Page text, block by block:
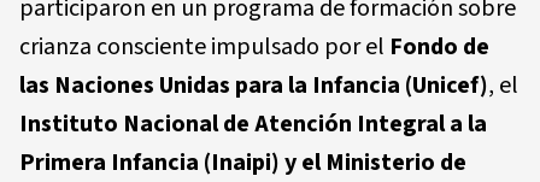
participaron en un programa de formación sobre
crianza consciente impulsado por el Fondo de
las Naciones Unidas para la Infancia (Unicef), el
Instituto Nacional de Atención Integral a la
Primera Infancia (Inaipi) y el Ministerio de